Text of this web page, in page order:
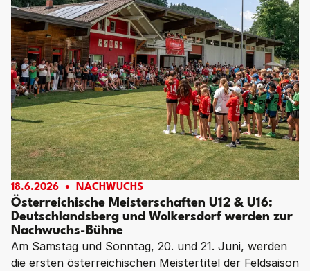
Österreichische Meisterschaften U12 & U16:
Deutschlandsberg und Wolkersdorf werden zur
Nachwuchs-Bühne
18.6.2026 NACHWUCHS
Am Samstag und Sonntag, 20. und 21. Juni, werden
die ersten österreichischen Meistertitel der Feldsaison